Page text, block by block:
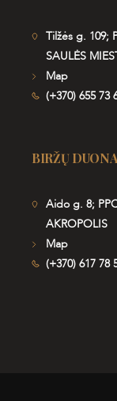
Tilžės g. 109;
SAULĖS
Map
(+370) 655 73
BIRŽŲ
Aido g. 8;
AKROPOLIS
Map
(+370) 617 78